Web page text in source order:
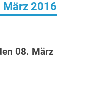
März 2016
08. März